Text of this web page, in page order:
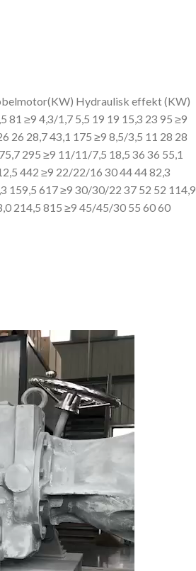
Hydraulisk effekt (KW)
81 ≥9 4,3/1,7 5,5 19 19 15,3 23 95 ≥9
26 28,7 43,1 175 ≥9 8,5/3,5 11 28 28
295 ≥9 11/11/7,5 18,5 36 36 55,1
442 ≥9 22/22/16 30 4444 82,3
159,5 617 ≥9 30/30/22 37 52 52 114,9
214,5 815 ≥9 45/45/30 55 60 60